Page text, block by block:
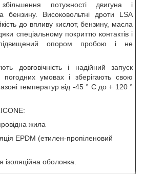
потужності двигуна і
бензину. Високовольтні дроти LSA
до впливу кислот, бензину, масла
спеціальному покриттю контактів і
опором пробою і не
довговічність і надійний запуск
погодних умовах і зберігають свою
температур від -45 ° С до + 120 °
жила
EPDM (етилен-пропіленовий
ізоляційна оболонка.